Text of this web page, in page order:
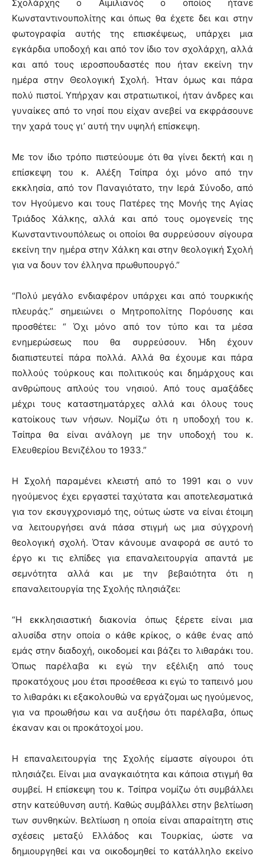
Σχολάρχης ο Αιμιλιανός ο οποίος ήτανε
Κωνσταντινουπολίτης και όπως θα έχετε δει και στην
φωτογραφία αυτής της επισκέψεως, υπάρχει μια
εγκάρδια υποδοχή και από τον ίδιο τον σχολάρχη, αλλά
και από τους ιεροσπουδαστές που ήταν εκείνη την
ημέρα στην Θεολογική Σχολή. Ήταν όμως και πάρα
πολύ πιστοί. Υπήρχαν και στρατιωτικοί, ήταν άνδρες και
γυναίκες από το νησί που είχαν ανεβεί να εκφράσουνε
την χαρά τους γι’ αυτή την υψηλή επίσκεψη.
Με τον ίδιο τρόπο πιστεύουμε ότι θα γίνει δεκτή και η
επίσκεψη του κ. Αλέξη Τσίπρα όχι μόνο από την
εκκλησία, από τον Παναγιότατο, την Ιερά Σύνοδο, από
τον Ηγούμενο και τους Πατέρες της Μονής της Αγίας
Τριάδος Χάλκης, αλλά και από τους ομογενείς της
Κωνσταντινουπόλεως οι οποίοι θα συρρεύσουν σίγουρα
εκείνη την ημέρα στην Χάλκη και στην θεολογική Σχολή
για να δουν τον έλληνα πρωθυπουργό.”
“Πολύ μεγάλο ενδιαφέρον υπάρχει και από τουρκικής
πλευράς.” σημειώνει ο Μητροπολίτης Πορόυσης και
προσθέτει: “ Όχι μόνο από τον τύπο και τα μέσα
ενημερώσεως που θα συρρεύσουν. Ήδη έχουν
διαπιστευτεί πάρα πολλά. Αλλά θα έχουμε και πάρα
πολλούς τούρκους και πολιτικούς και δημάρχους και
ανθρώπους απλούς του νησιού. Από τους αμαξάδες
μέχρι τους καταστηματάρχες αλλά και όλους τους
κατοίκους των νήσων. Νομίζω ότι η υποδοχή του κ.
Τσίπρα θα είναι ανάλογη με την υποδοχή του κ.
Ελευθερίου Βενιζέλου το 1933.”
Η Σχολή παραμένει κλειστή από το 1991 και ο νυν
ηγούμενος έχει εργαστεί ταχύτατα και αποτελεσματικά
για τον εκσυγχρονισμό της, ούτως ώστε να είναι έτοιμη
να λειτουργήσει ανά πάσα στιγμή ως μια σύγχρονή
θεολογική σχολή. Όταν κάνουμε αναφορά σε αυτό το
έργο κι τις ελπίδες για επαναλειτουργία απαντά με
σεμνότητα αλλά και με την βεβαιότητα ότι η
επαναλειτουργία της Σχολής πλησιάζει:
“Η εκκλησιαστική διακονία όπως ξέρετε είναι μια
αλυσίδα στην οποία ο κάθε κρίκος, ο κάθε ένας από
εμάς στην διαδοχή, οικοδομεί και βάζει το λιθαράκι του.
Όπως παρέλαβα κι εγώ την εξέλιξη από τους
προκατόχους μου έτσι προσέθεσα κι εγώ το ταπεινό μου
το λιθαράκι κι εξακολουθώ να εργάζομαι ως ηγούμενος,
για να προωθήσω και να αυξήσω ότι παρέλαβα, όπως
έκαναν και οι προκάτοχοί μου.
Η επαναλειτουργία της Σχολής είμαστε σίγουροι ότι
πλησιάζει. Είναι μια αναγκαιότητα και κάποια στιγμή θα
συμβεί. Η επίσκεψη του κ. Τσίπρα νομίζω ότι συμβάλλει
στην κατεύθυνση αυτή. Καθώς συμβάλλει στην βελτίωση
των συνθηκών. Βελτίωση η οποία είναι απαραίτητη στις
σχέσεις μεταξύ Ελλάδος και Τουρκίας, ώστε να
δημιουργηθεί και να οικοδομηθεί το κατάλληλο εκείνο